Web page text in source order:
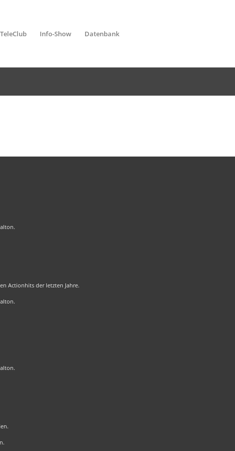
TeleClub Info-Show Datenbank
Actionhits der letzten Jahre.